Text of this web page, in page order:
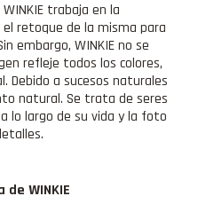
trabaja en la
retoque de la misma para
embargo, WINKIE no se
refleje todos los colores,
Debido a sucesos naturales
natural. Se trata de seres
lo largo de su vida y la foto
WINKIE